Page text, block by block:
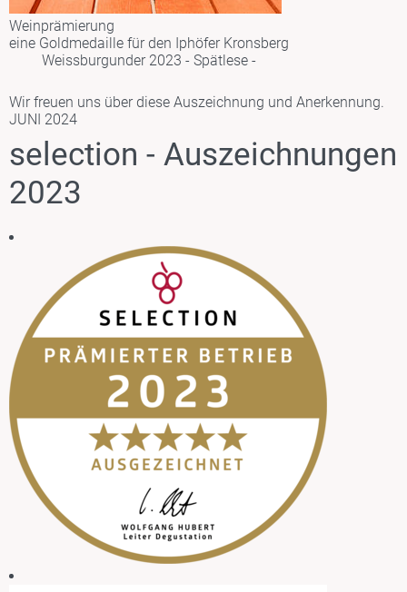
Weinprämierung
eine Goldmedaille für den Iphöfer Kronsberg
Weissburgunder 2023 - Spätlese -
Wir freuen uns über diese Auszeichnung und Anerkennung.
JUNI 2024
selection - Auszeichnungen
2023